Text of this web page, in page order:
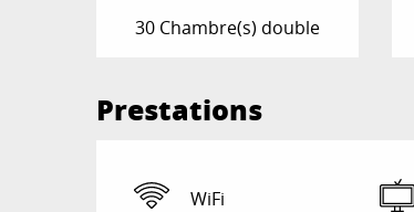
30 Chambre(s) double
Prestations
WiFi